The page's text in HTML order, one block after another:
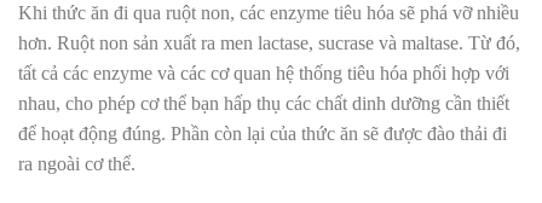
Khi thức ăn đi qua ruột non, các enzyme tiêu hóa sẽ phá vỡ nhiều
hơn. Ruột non sản xuất ra men lactase, sucrase và maltase. Từ đó,
tất cả các enzyme và các cơ quan hệ thống tiêu hóa phối hợp với
nhau, cho phép cơ thể bạn hấp thụ các chất dinh dưỡng cần thiết
để hoạt động đúng. Phần còn lại của thức ăn sẽ được đào thải đi
ra ngoài cơ thể.